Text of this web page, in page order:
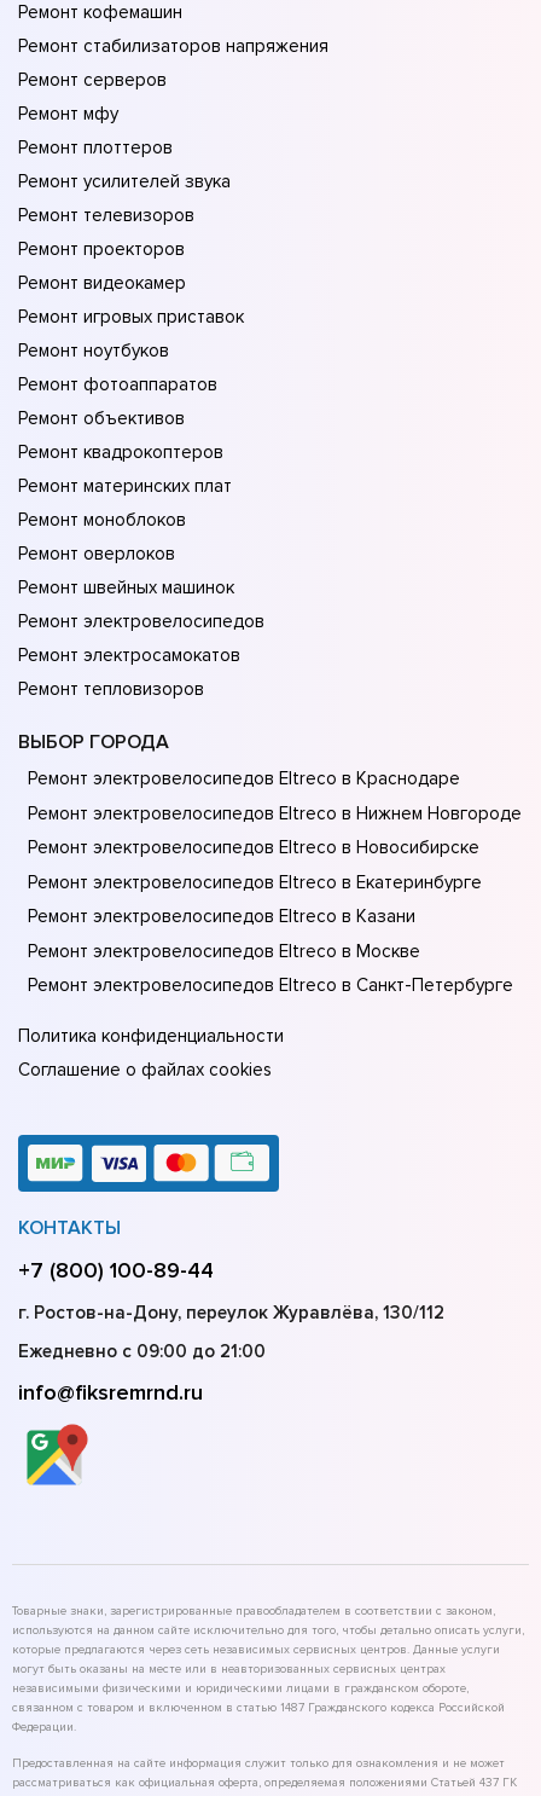
Ремонт кофемашин
Ремонт стабилизаторов напряжения
Ремонт серверов
Ремонт мфу
Ремонт плоттеров
Ремонт усилителей звука
Ремонт телевизоров
Ремонт проекторов
Ремонт видеокамер
Ремонт игровых приставок
Ремонт ноутбуков
Ремонт фотоаппаратов
Ремонт объективов
Ремонт квадрокоптеров
Ремонт материнских плат
Ремонт моноблоков
Ремонт оверлоков
Ремонт швейных машинок
Ремонт электровелосипедов
Ремонт электросамокатов
Ремонт тепловизоров
ВЫБОР ГОРОДА
Ремонт электровелосипедов Eltreco в Краснодаре
Ремонт электровелосипедов Eltreco в Нижнем Новгороде
Ремонт электровелосипедов Eltreco в Новосибирске
Ремонт электровелосипедов Eltreco в Екатеринбурге
Ремонт электровелосипедов Eltreco в Казани
Ремонт электровелосипедов Eltreco в Москве
Ремонт электровелосипедов Eltreco в Санкт-Петербурге
Политика конфиденциальности
Соглашение о файлах cookies
КОНТАКТЫ
+7 (800) 100-89-44
г. Ростов-на-Дону, переулок Журавлёва, 130/112
Ежедневно с 09:00 до 21:00
info@fiksremrnd.ru
Товарные знаки, зарегистрированные правообладателем в соответствии с законом,
используются на данном сайте исключительно для того, чтобы детально описать услуги,
которые предлагаются через сеть независимых сервисных центров. Данные услуги
могут быть оказаны на месте или в неавторизованных сервисных центрах
независимыми физическими и юридическими лицами в гражданском обороте,
связанном с товаром и включенном в статью 1487 Гражданского кодекса Российской
Федерации.
Предоставленная на сайте информация служит только для ознакомления и не может
рассматриваться как официальная оферта, определяемая положениями Статьей 437 ГК